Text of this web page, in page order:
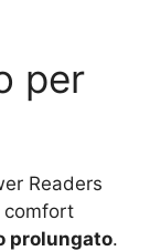
per
Readers
comfort
prolungato.